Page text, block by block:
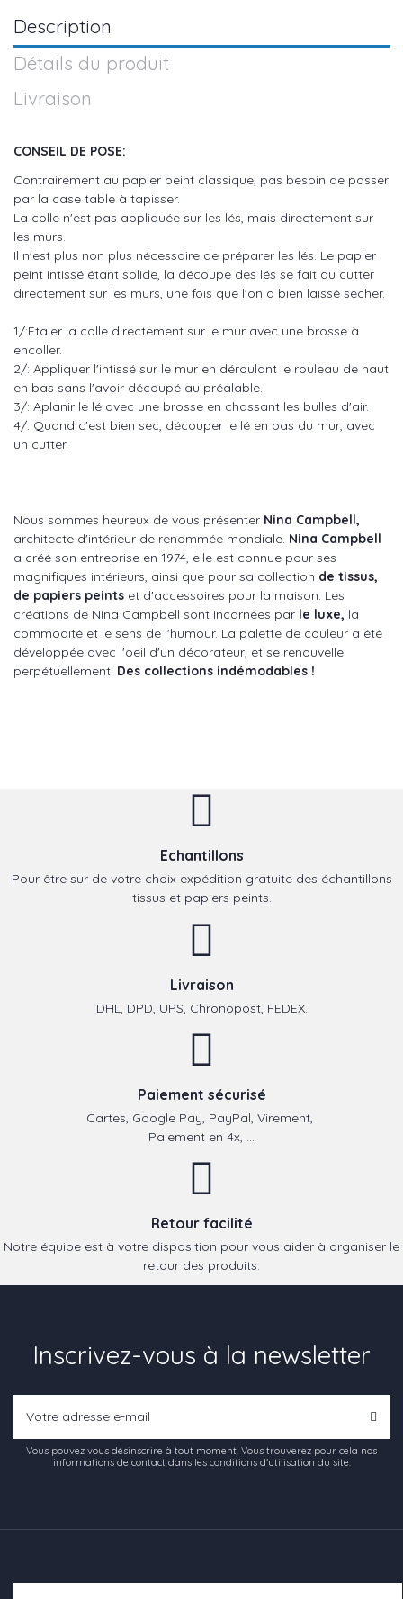
Description
Détails du produit
Livraison
CONSEIL DE POSE:
Contrairement au papier peint classique, pas besoin de passer
par la case table à tapisser.
La colle n'est pas appliquée sur les lés, mais directement sur
les murs.
Il n'est plus non plus nécessaire de préparer les lés. Le papier
peint intissé étant solide, la découpe des lés se fait au cutter
directement sur les murs, une fois que l'on a bien laissé sécher.
1/:Etaler la colle directement sur le mur avec une brosse à
encoller.
2/: Appliquer l'intissé sur le mur en déroulant le rouleau de haut
en bas sans l'avoir découpé au préalable.
3/: Aplanir le lé avec une brosse en chassant les bulles d'air.
4/: Quand c'est bien sec, découper le lé en bas du mur, avec
un cutter.
Nous sommes heureux de vous présenter Nina Campbell,
architecte d'intérieur de renommée mondiale. Nina Campbell
a créé son entreprise en 1974, elle est connue pour ses
magnifiques intérieurs, ainsi que pour sa collection de tissus,
de papiers peints et d'accessoires pour la maison. Les
créations de Nina Campbell sont incarnées par le luxe, la
commodité et le sens de l'humour. La palette de couleur a été
développée avec l'oeil d'un décorateur, et se renouvelle
perpétuellement. Des collections indémodables !
Echantillons
Pour être sur de votre choix expédition gratuite des échantillons
tissus et papiers peints.
Livraison
DHL, DPD, UPS, Chronopost, FEDEX.
Paiement sécurisé
Cartes, Google Pay, PayPal, Virement,
Paiement en 4x, ...
Retour facilité
Notre équipe est à votre disposition pour vous aider à organiser le
retour des produits.
Inscrivez-vous à la newsletter
Vous pouvez vous désinscrire à tout moment. Vous trouverez pour cela nos
informations de contact dans les conditions d'utilisation du site.